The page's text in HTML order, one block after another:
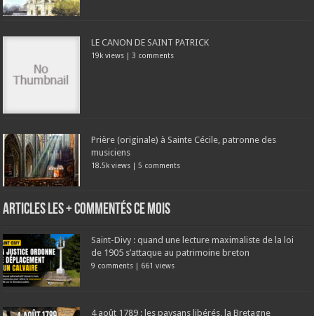
LE CANON DE SAINT PATRICK
19k views | 3 comments
Prière (originale) à Sainte Cécile, patronne des
musiciens
18.5k views |5 comments
Articles les + commentés ce mois
Saint-Divy : quand une lecture maximaliste de la loi
de 1905 s’attaque au patrimoine breton
9 comments | 661 views
4 août 1789 : les paysans libérés, la Bretagne